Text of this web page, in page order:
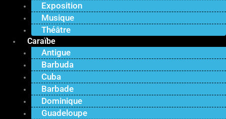
Exposition
Musique
Théâtre
Caraïbe
Antigue
Barbuda
Cuba
Barbade
Dominique
Guadeloupe